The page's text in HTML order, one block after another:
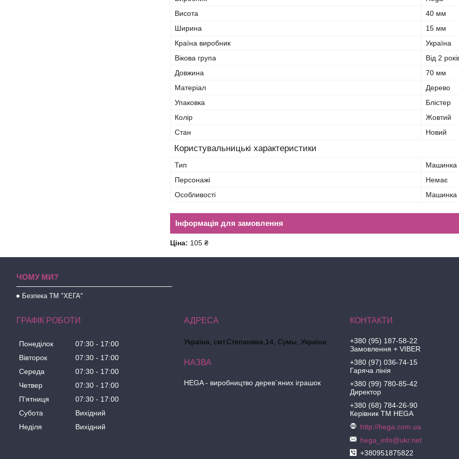
Висота
40 мм
Ширина
15 мм
Країна виробник
Україна
Вікова група
Від 2
Довжина
70 мм
Матеріал
Дерево
Упаковка
Блістер
Колір
Жовтий
Стан
Новий
Користувальницькі характеристики
Тип
Машинка
Персонажі
Немає
Особливості
Машинка
Інформація для замовлення
Ціна: 105 ₴
ЧОМУ МИ?
Безпека ТМ "ХЕГА"
ГРАФІК РОБОТИ
Понеділок 07:30
17:00
Вівторок
07:30
17:00
Середа
07:30
17:00
Четвер
07:30
17:00
Пʼятниця
07:30
17:00
Субота
Вихідний
Неділя
Вихідний
Україна, смт.Степанівка,14, Cумы, Україна
HEGA - виробництво дерев`яних іграшок
+380 (95) 187-58-22
Замовлення + VIBER
+380 (97) 036-74-15
Гаряча лінія
+380 (99) 780-85-42
Директор
+380 (68) 784-26-90
Керівник ТМ HEGA
http://hega.com.ua
hega_info@ukr.net
+380951875822